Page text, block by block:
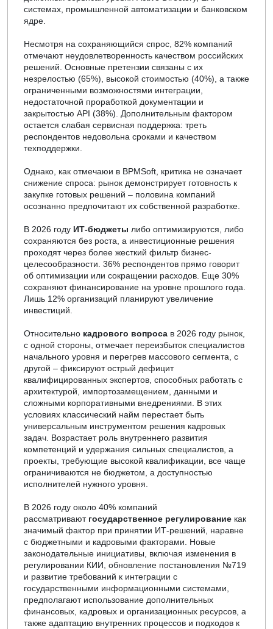
системах, промышленной автоматизации и банковском
ядре.
Несмотря на сохраняющийся спрос, 82% компаний
отмечают неудовлетворенность качеством российских
решений. Основные претензии связаны с их
незрелостью (65%), высокой стоимостью (40%), а также
ограниченными возможностями интеграции,
недостаточной проработкой документации и
закрытостью API (38%). Дополнительным фактором
остается слабая сервисная поддержка: треть
респондентов недовольна сроками и качеством
техподдержки.
Однако, как отмечаюи в BPMSoft, критика не означает
снижение спроса: рынок демонстрирует готовность к
закупке готовых решений – половина компаний
осознанно предпочитают их собственной разработке.
В 2026 году ИТ-бюджеты либо оптимизируются, либо
сохраняются без роста, а инвестиционные решения
проходят через более жесткий фильтр бизнес-
целесообразности. 36% респондентов прямо говорит
об оптимизации или сокращении расходов. Еще 30%
сохраняют финансирование на уровне прошлого года.
Лишь 12% организаций планируют увеличение
инвестиций.
Относительно кадрового вопроса в 2026 году рынок,
с одной стороны, отмечает переизбыток специалистов
начального уровня и перегрев массового сегмента, с
другой – фиксируют острый дефицит
квалифицированных экспертов, способных работать с
архитектурой, импортозамещением, данными и
сложными корпоративными внедрениями. В этих
условиях классический найм перестает быть
универсальным инструментом решения кадровых
задач. Возрастает роль внутреннего развития
компетенций и удержания сильных специалистов, а
проекты, требующие высокой квалификации, все чаще
ограничиваются не бюджетом, а доступностью
исполнителей нужного уровня.
В 2026 году около 40% компаний
рассматривают государственное регулирование как
значимый фактор при принятии ИТ-решений, наравне
с бюджетными и кадровыми факторами. Новые
законодательные инициативы, включая изменения в
регулировании КИИ, обновление постановления №719
и развитие требований к интеграции с
государственными информационными системами,
предполагают использование дополнительных
финансовых, кадровых и организационных ресурсов, а
также адаптацию внутренних процессов и подходов к